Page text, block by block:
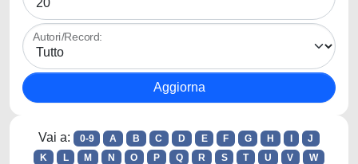
Autori/Record:
Vai a: 0-9 A B C D E F G H
J
K
L M N O P Q R S T U V
W